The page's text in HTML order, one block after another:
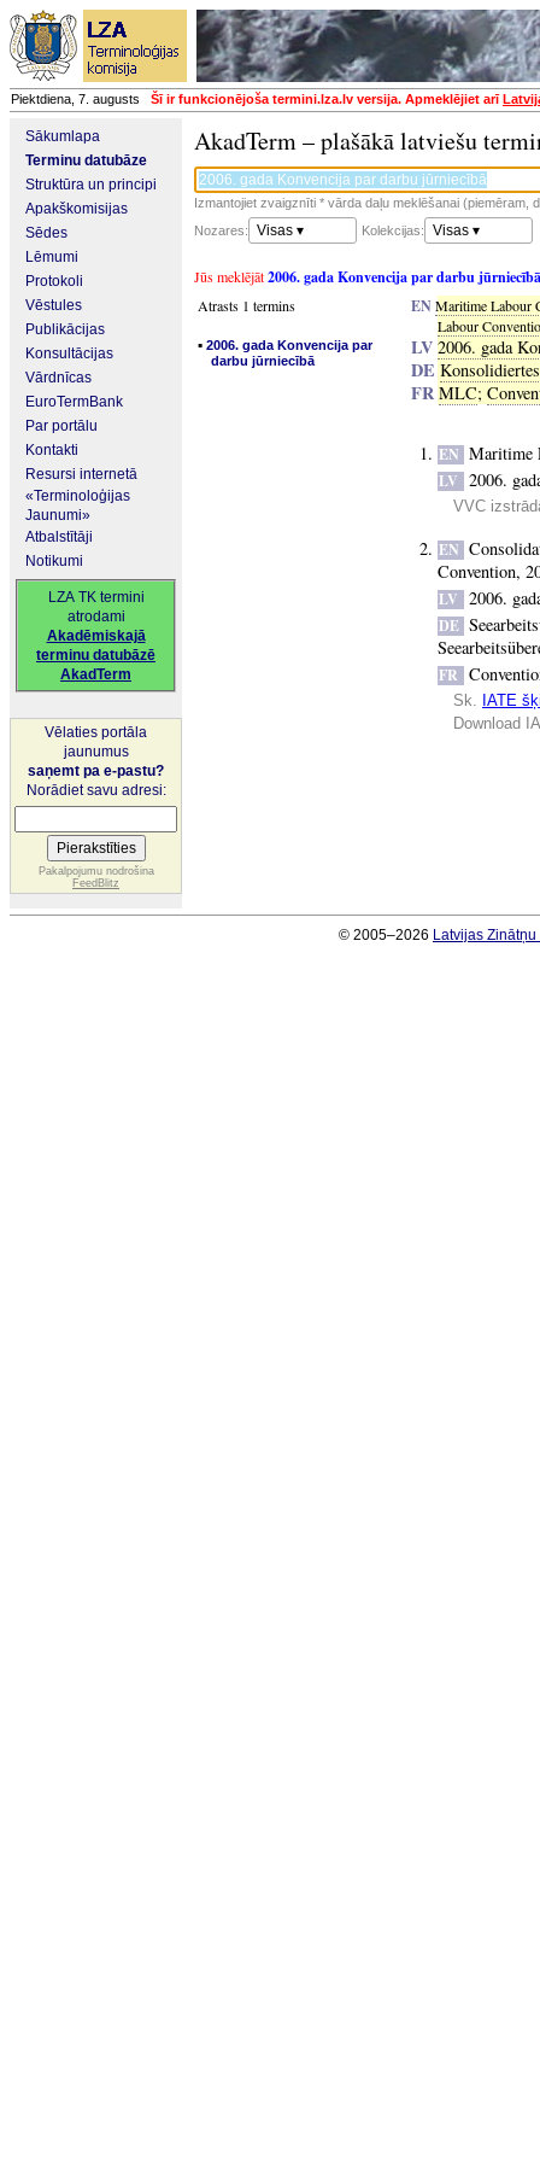
Piektdiena, 7. augusts Šī ir funkcionējoša termini.lza.lv versija. Apmeklējiet arī
Sākumlapa
Terminu datubāze
Struktūra un principi
Apakškomisijas
Sēdes
Lēmumi
Protokoli
Vēstules
Publikācijas
Konsultācijas
Vārdnīcas
EuroTermBank
Par portālu
Kontakti
Resursi internetā
«Terminoloģijas
Jaunumi»
Atbalstītāji
Notikumi
LZA TK termini
atrodami
Akadēmiskajā
terminu datubāzē
AkadTerm
Vēlaties portāla
jaunumus
saņemt pa e-pastu?
Norādiet savu adresi:
Pakalpojumu nodrošina
FeedBlitz
AkadTerm – plašākā latviešu
Izmantojiet zvaigznīti * vārda daļu meklēšanai (piemēram,
Nozares:
Visas ▾ Kolekcijas: Visas ▾
Jūs meklējāt2006. gada Konvencija par darbu jūrniecībā
Atrasts 1 termins
▪ 2006. gada Konvencija par
darbu jūrniecībā
ENMaritime Labour
Labour
LV 2006. gada
DE
FR MLC;
EN Maritime
LV 2006.
VVC
EN
Convention,
LV 2006.
DE
FR
Sk. IATE
Download
© 2005–2026 Latvijas